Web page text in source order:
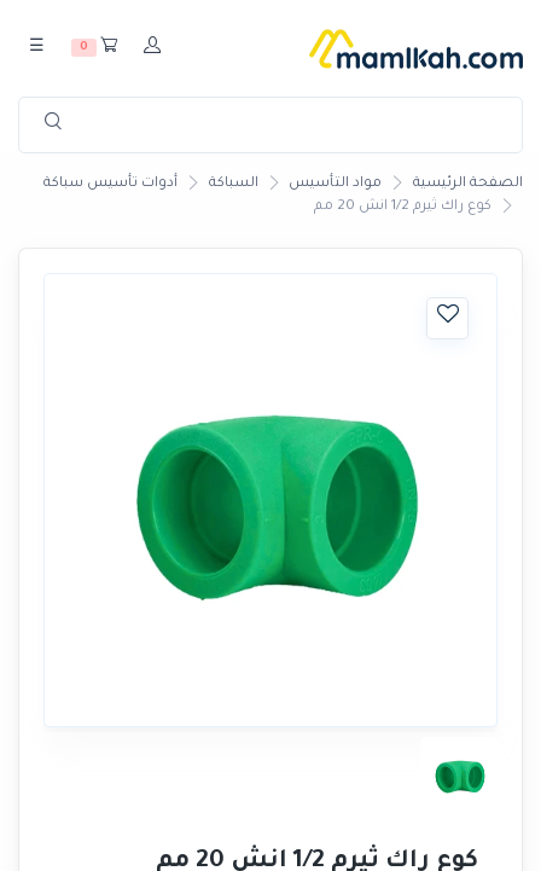
0
☰
الصفحة الرئيسية مواد التأسيس السباكة
أدوات تأسيس سباكة
كوع راك ثيرم 1/2 انش 20 مم
كوع راك ثيرم 1/2 انش 20 مم